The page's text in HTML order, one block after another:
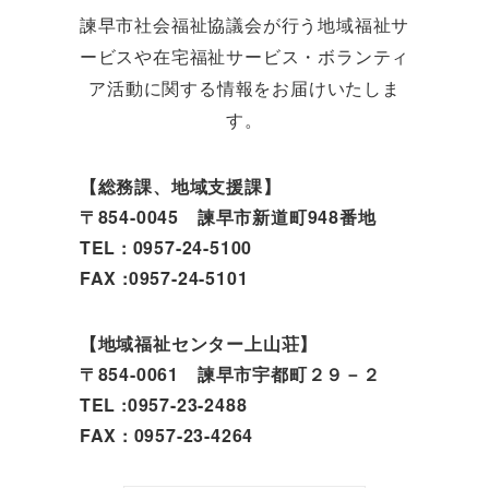
諫早市社会福祉協議会が行う地域福祉サ
ービスや在宅福祉サービス・ボランティ
ア活動に関する情報をお届けいたしま
す。
【総務課、地域支援課】
〒854-0045 諫早市新道町948番地
TEL : 0957-24-5100
FAX :0957-24-5101
【地域福祉センター上山荘】
〒854-0061 諫早市宇都町２９－２
TEL :0957-23-2488
FAX : 0957-23-4264